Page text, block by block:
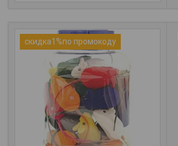
скидка1%по промокоду